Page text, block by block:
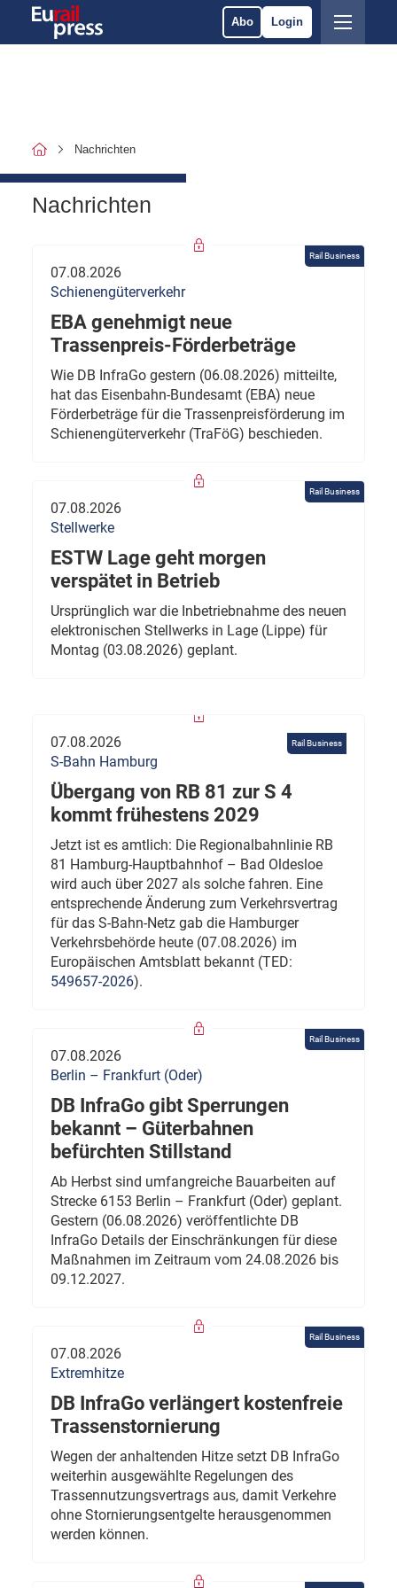
Abo Login
Nachrichten
Nachrichten
Rail Business
07.08.2026
Schienengüterverkehr
EBA genehmigt neue
Trassenpreis-Förderbeträge
Wie DB InfraGo gestern (06.08.2026) mitteilte,
hat das Eisenbahn-Bundesamt (EBA) neue
Förderbeträge für die Trassenpreisförderung im
Schienengüterverkehr (TraFöG) beschieden.
Rail Business
07.08.2026
Stellwerke
ESTW Lage geht morgen
verspätet in Betrieb
Ursprünglich war die Inbetriebnahme des neuen
elektronischen Stellwerks in Lage (Lippe) für
Montag (03.08.2026) geplant.
Rail Business
07.08.2026
S-Bahn Hamburg
Übergang von RB 81 zur S 4
kommt frühestens 2029
Jetzt ist es amtlich: Die Regionalbahnlinie RB
81 Hamburg-Hauptbahnhof – Bad Oldesloe
wird auch über 2027 als solche fahren. Eine
entsprechende Änderung zum Verkehrsvertrag
für das S-Bahn-Netz gab die Hamburger
Verkehrsbehörde heute (07.08.2026) im
Europäischen Amtsblatt bekannt (TED:
549657-2026).
Rail Business
07.08.2026
Berlin – Frankfurt (Oder)
DB InfraGo gibt Sperrungen
bekannt – Güterbahnen
befürchten Stillstand
Ab Herbst sind umfangreiche Bauarbeiten auf
Strecke 6153 Berlin – Frankfurt (Oder) geplant.
Gestern (06.08.2026) veröffentlichte DB
InfraGo Details der Einschränkungen für diese
Maßnahmen im Zeitraum vom 24.08.2026 bis
09.12.2027.
Rail Business
07.08.2026
Extremhitze
DB InfraGo verlängert kostenfreie
Trassenstornierung
Wegen der anhaltenden Hitze setzt DB InfraGo
weiterhin ausgewählte Regelungen des
Trassennutzungsvertrags aus, damit Verkehre
ohne Stornierungsentgelte herausgenommen
werden können.